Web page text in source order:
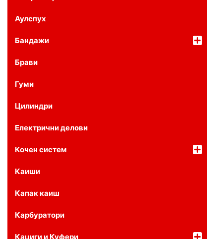
Аулспух
Бандажи
Брави
Гуми
Цилиндри
Електрични делови
Кочен систем
Каиши
Капак каиш
Карбуратори
Кациги и Куфери